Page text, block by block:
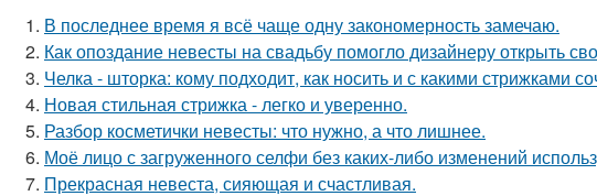
1. В последнее время я всё чаще одну закономерность замечаю.
2. Как опоздание невесты на свадьбу помогло дизайнеру открыть
3. Челка - шторка: кому подходит, как носить и с какими стрижками
4. Новая стильная стрижка - легко и уверенно.
5. Разбор косметички невесты: что нужно, а что лишнее.
6. Моё лицо с загруженного селфи без каких-либо изменений
7. Прекрасная невеста, сияющая и счастливая.